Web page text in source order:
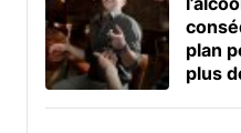
plan
plus